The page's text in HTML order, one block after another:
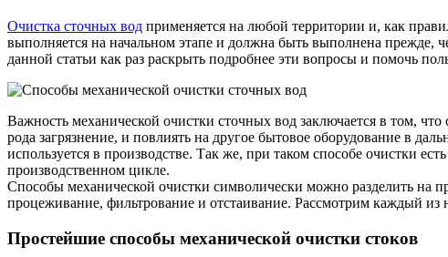
Очистка сточных вод применяется на любой территории и, как
выполняется на начальном этапе и должна быть выполнена прежде,
данной статьи как раз раскрыть подробнее эти вопросы и помочь
Важность механической очистки сточных вод заключается в том,
рода загрязнение, и повлиять на другое бытовое оборудование в
используется в производстве. Так же, при таком способе очистки
производственном цикле.
Способы механической очистки символически можно разделить на
процеживание, фильтрование и отстаивание. Рассмотрим каждый из
Простейшие способы механической очистки стоков